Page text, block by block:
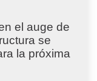
el auge de
se
la próxima